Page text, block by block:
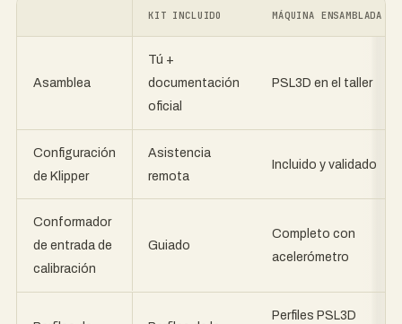
KIT INCLUIDO MÁQUINA ENSAMBLADA
Asamblea
Tú +
documentación
oficial
PSL3D en el taller
Configuración
de Klipper
Asistencia
remota
Incluido y validado
Conformador
de entrada de
calibración
Guiado
Completo con
acelerómetro
Perfiles PSL3D